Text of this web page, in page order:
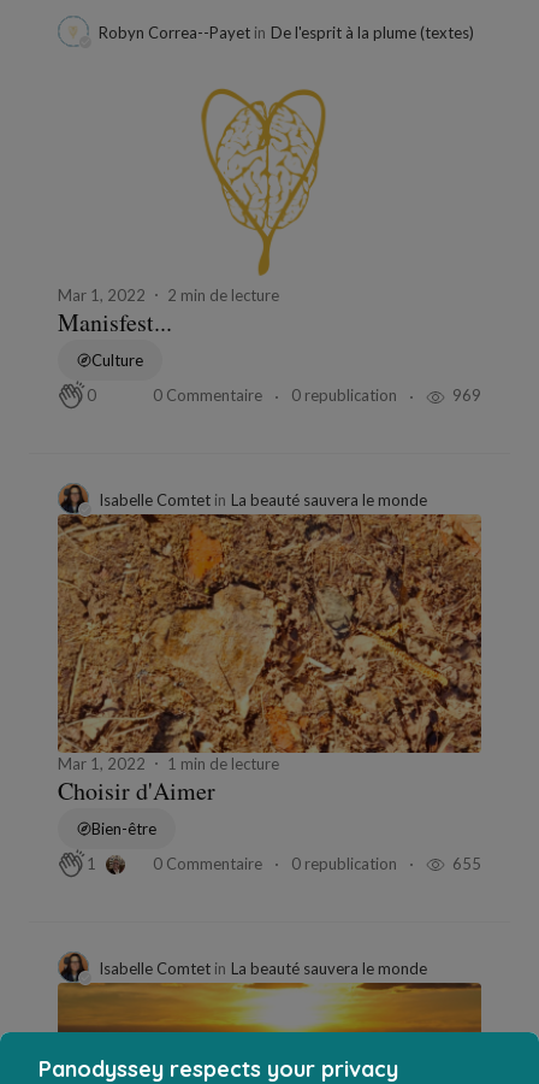
Robyn Correa--Payet in De l'esprit à la plume (textes)
Mar 1, 2022 2 min de lecture
Manisfest...
Culture
0
0 Commentaire 0 republication 969
Isabelle Comtet in La beauté sauvera le monde
Mar 1, 2022 1 min de lecture
Choisir d'Aimer
Bien-être
1
0 Commentaire 0 republication 655
Isabelle Comtet in La beauté sauvera le monde
Panodyssey respects your privacy